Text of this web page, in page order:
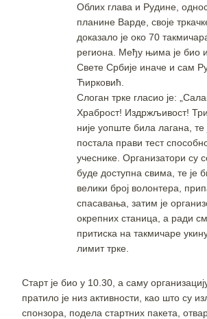
Облих глава и Рудине,
планине Варде, своје
доказало је око 70
региона. Међу њима је био
Свете Србије иначе и сам
Ћирковић.
Слоган трке гласио је:
Храброст! Издржљивост!
није уопште била лагана, те
постала прави тест
учеснике. Организатори су
буде доступна свима, те је
велики број волонтера,
спасавања, затим је
окрепних станица, а ради
притиска на такмичаре
лимит трке.
Старт је био у 10.30, а саму
пратило је низ активности, као што су
спонзора, подела стартних пакета,